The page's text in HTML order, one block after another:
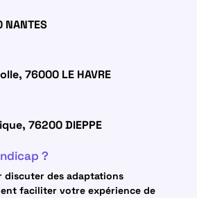
76000 LE HAVRE
76200 DIEPPE
?
discuter des adaptations
faciliter votre expérience de